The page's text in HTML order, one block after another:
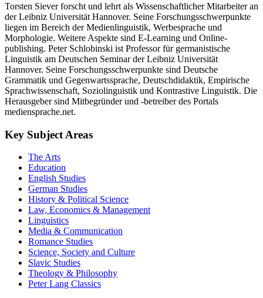
Torsten Siever forscht und lehrt als Wissenschaftlicher Mitarbeiter an
der Leibniz Universität Hannover. Seine Forschungsschwerpunkte
liegen im Bereich der Medienlinguistik, Werbesprache und
Morphologie. Weitere Aspekte sind E-Learning und Online-
publishing. Peter Schlobinski ist Professor für germanistische
Linguistik am Deutschen Seminar der Leibniz Universität
Hannover. Seine Forschungsschwerpunkte sind Deutsche
Grammatik und Gegenwartssprache, Deutschdidaktik, Empirische
Sprachwissenschaft, Soziolinguistik und Kontrastive Linguistik. Die
Herausgeber sind Mitbegründer und -betreiber des Portals
mediensprache.net.
Key Subject Areas
The Arts
Education
English Studies
German Studies
History & Political Science
Law, Economics & Management
Linguistics
Media & Communication
Romance Studies
Science, Society and Culture
Slavic Studies
Theology & Philosophy
Peter Lang Classics